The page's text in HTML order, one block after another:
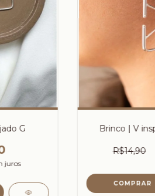
G
juros
Brinco | V
R$14,90